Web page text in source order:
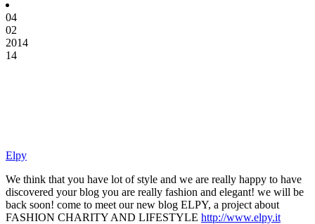
04
02
2014
14
Elpy
We think that you have lot of style and we are really happy to have
discovered your blog you are really fashion and elegant! we will be
back soon! come to meet our new blog ELPY, a project about
FASHION CHARITY AND LIFESTYLE http://www.elpy.it